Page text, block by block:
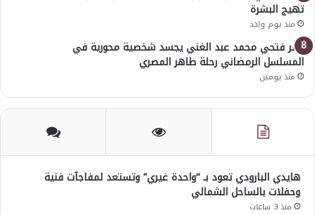
تهيج البشرة
منذ يوم واحد
عمر فتحي محمد عبد الغني يجسد شخصية محورية في
المسلسل الرمضاني رحلة طاهر المصري
منذ يومين
هايدي البارودي تعود بـ “واحدة غيري” وتستعد لمفاجآت فنية
وحفلات بالساحل الشمالي
منذ 3 ساعات